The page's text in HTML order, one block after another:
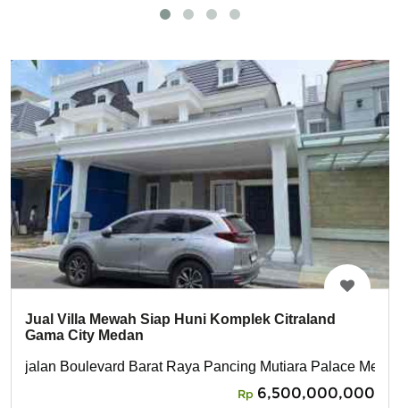
Jual Villa Mewah Siap Huni Komplek Citraland
Gama City Medan
jalan Boulevard Barat Raya Pancing Mutiara Palace
Rp 6,500,000,000